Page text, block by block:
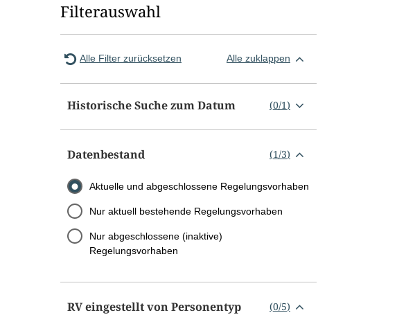
Filterauswahl
Alle Filter zurücksetzen Alle zuklappen
Historische Suche zum Datum (0/1)
Datenbestand (1/3)
Aktuelle und abgeschlossene Regelungsvorhaben
Nur aktuell bestehende Regelungsvorhaben
Nur abgeschlossene (inaktive)
Regelungsvorhaben
RV eingestellt von Personentyp (0/5)